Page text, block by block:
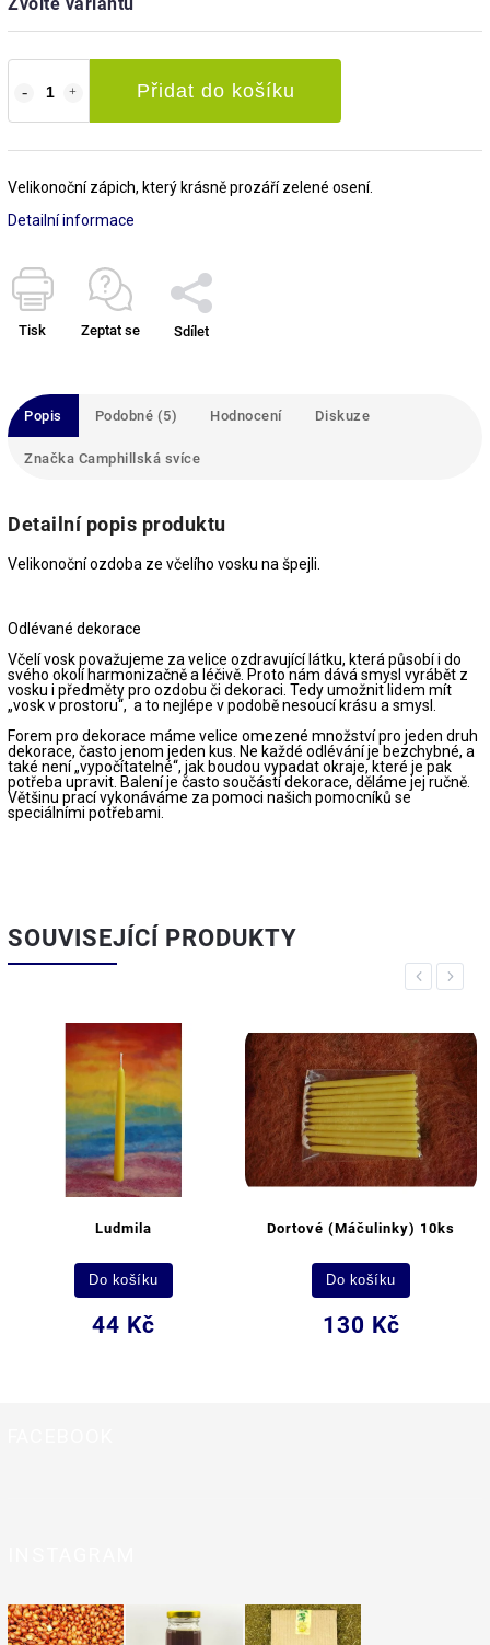
Přidat do košíku
Velikonoční zápich, který krásně prozáří zelené osení.
Detailní informace
Tisk Zeptat se Sdílet
Popis Podobné (5) Hodnocení Diskuze
Značka Camphillská svíce
Detailní popis produktu
Velikonoční ozdoba ze včelího vosku na špejli.
Odlévané dekorace
Včelí vosk považujeme za velice ozdravující látku, která působí i do
svého okolí harmonizačně a léčivě. Proto nám dává smysl vyrábět z
vosku i předměty pro ozdobu či dekoraci. Tedy umožnit lidem mít
„vosk v prostoru“, a to nejlépe v podobě nesoucí krásu a smysl.
Forem pro dekorace máme velice omezené množství pro jeden druh
dekorace, často jenom jeden kus. Ne každé odlévání je bezchybné, a
také není „vypočítatelné“, jak boudou vypadat okraje, které je pak
potřeba upravit. Balení je často součástí dekorace, děláme jej ručně.
Většinu prací vykonáváme za pomoci našich pomocníků se
speciálními potřebami.
SOUVISEJÍCÍ PRODUKTY
Previous
Ludmila
44 Kč
Do košíku
Dortové (Máčulinky) 10ks
130 Kč
Do košíku
Next